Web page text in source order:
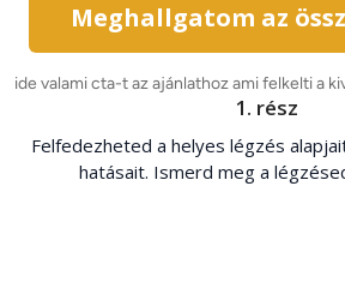
Meghallgatom az
ide valami cta-t az ajánlathoz ami felkelti a
1. rész
Felfedezheted a helyes légzés
hatásait. Ismerd meg a